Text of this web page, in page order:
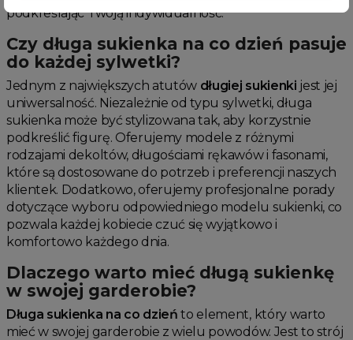
podkreślając Twoją indywidualność.
Czy długa sukienka na co dzień pasuje
do każdej sylwetki?
Jednym z największych atutów długiej sukienki jest jej
uniwersalność. Niezależnie od typu sylwetki, długa
sukienka może być stylizowana tak, aby korzystnie
podkreślić figurę. Oferujemy modele z różnymi
rodzajami dekoltów, długościami rękawów i fasonami,
które są dostosowane do potrzeb i preferencji naszych
klientek. Dodatkowo, oferujemy profesjonalne porady
dotyczące wyboru odpowiedniego modelu sukienki, co
pozwala każdej kobiecie czuć się wyjątkowo i
komfortowo każdego dnia.
Dlaczego warto mieć długą sukienkę
w swojej garderobie?
Długa sukienka na co dzień to element, który warto
mieć w swojej garderobie z wielu powodów. Jest to strój